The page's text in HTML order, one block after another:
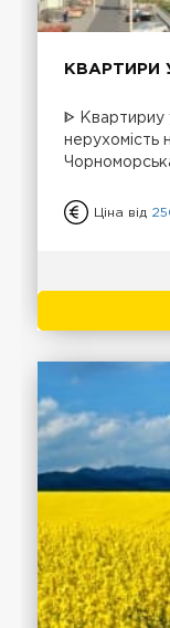
КВАРТИРИ
ᐈ Квартириу
нерухомість
Ціна від